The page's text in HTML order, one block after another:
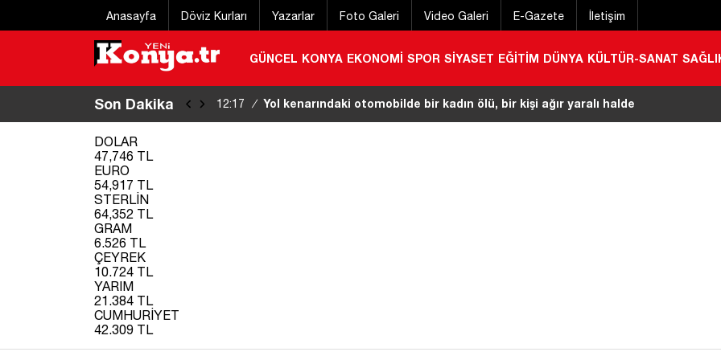
Anasayfa Döviz Kurları Yazarlar Foto Galeri Video Galeri E-Gazete İletişim
GÜNCEL KONYA EKONOMİ SPOR SİYASET EĞİTİM DÜNYA KÜLTÜR-SANAT
Son Dakika 11:59 / Konya’da suça geçit yok! İlçede huzur uygulaması gerçekleştirildi
DOLAR
47,746 TL
EURO
54,917 TL
STERLİN
64,352 TL
GRAM
6.526 TL
ÇEYREK
10.724 TL
YARIM
21.384 TL
CUMHURİYET
42.309 TL